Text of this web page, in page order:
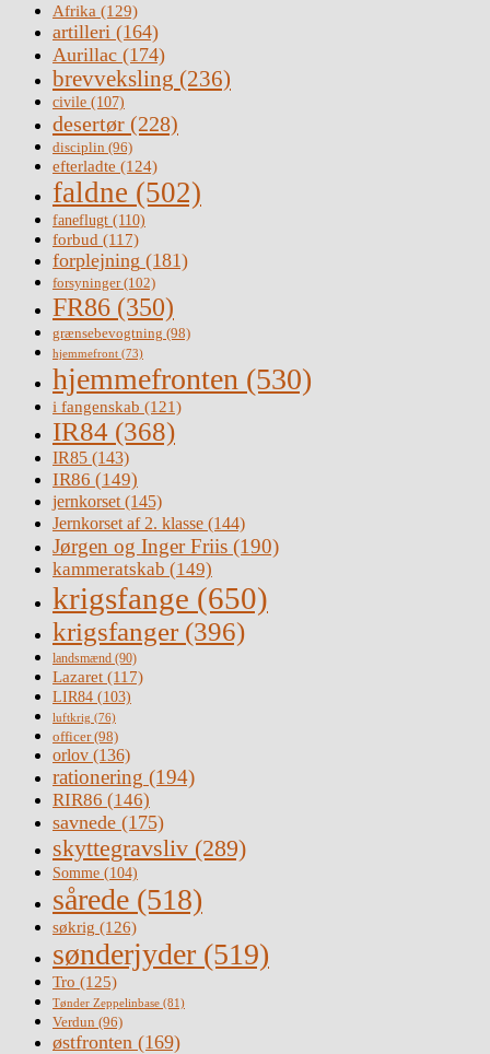
Afrika (129)
artilleri (164)
Aurillac (174)
brevveksling (236)
civile (107)
desertør (228)
disciplin (96)
efterladte (124)
faldne (502)
faneflugt (110)
forbud (117)
forplejning (181)
forsyninger(102)
FR86 (350)
grænsebevogtning (98)
hjemmefront (73)
hjemmefronten (530)
i fangenskab (121)
IR84 (368)
IR85 (143)
IR86 (149)
jernkorset(145)
Jernkorset af 2. klasse (144)
Jørgen og Inger Friis (190)
kammeratskab (149)
krigsfange (650)
krigsfanger (396)
landsmænd (90)
Lazaret (117)
LIR84 (103)
luftkrig (76)
officer(98)
orlov (136)
rationering (194)
RIR86 (146)
savnede (175)
skyttegravsliv (289)
Somme (104)
sårede (518)
søkrig (126)
sønderjyder (519)
Tro (125)
Tønder Zeppelinbase (81)
Verdun (96)
østfronten (169)